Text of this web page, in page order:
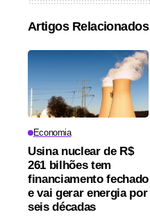
Artigos Relacionados
Economia
Usina nuclear de R$
261 bilhões tem
financiamento fechado
e vai gerar energia por
seis décadas